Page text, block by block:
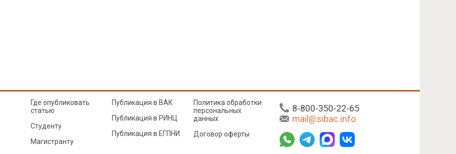
8-800-350-22-65
mail@sibac.info
Где опубликовать
статью
Студенту
Магистранту
Публикация в ВАК
Публикация в РИНЦ
Публикация в ЕГПНИ
Политика обработки
персональных
данных
Договор оферты